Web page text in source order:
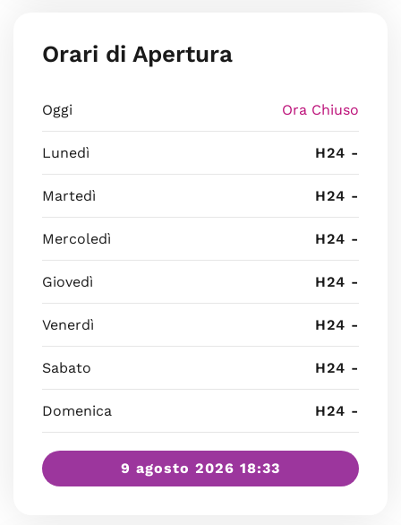
Orari di Apertura
Oggi Ora Chiuso
Lunedì H24 -
Martedì H24 -
Mercoledì H24 -
Giovedì H24 -
Venerdì H24 -
Sabato H24 -
Domenica H24 -
9 agosto 2026 18:33